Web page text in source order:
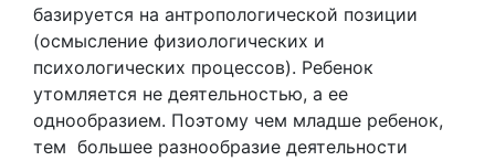
базируется на антропологической позиции
(осмысление физиологических и
психологических процессов). Ребенок
утомляется не деятельностью, а ее
однообразием. Поэтому чем младше ребенок,
тем большее разнообразие деятельности